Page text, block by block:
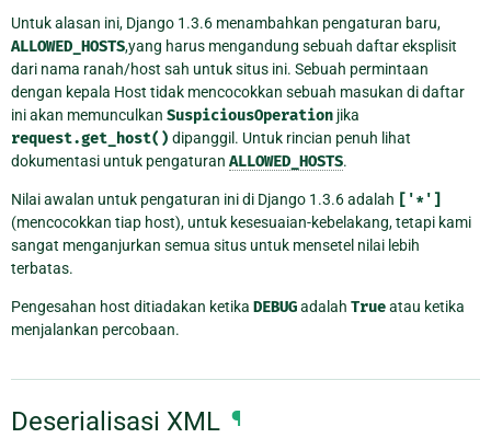
Untuk alasan ini, Django 1.3.6 menambahkan pengaturan baru,
ALLOWED_HOSTS,yang harus mengandung sebuah daftar eksplisit
dari nama ranah/host sah untuk situs ini. Sebuah permintaan
dengan kepala Host tidak mencocokkan sebuah masukan di daftar
ini akan memunculkan SuspiciousOperation jika
request.get_host() dipanggil. Untuk rincian penuh lihat
dokumentasi untuk pengaturan ALLOWED_HOSTS.
Nilai awalan untuk pengaturan ini di Django 1.3.6 adalah ['*']
(mencocokkan tiap host), untuk kesesuaian-kebelakang, tetapi kami
sangat menganjurkan semua situs untuk mensetel nilai lebih
terbatas.
Pengesahan host ditiadakan ketika DEBUGadalah Trueatau ketika
menjalankan percobaan.
Deserialisasi XML ¶